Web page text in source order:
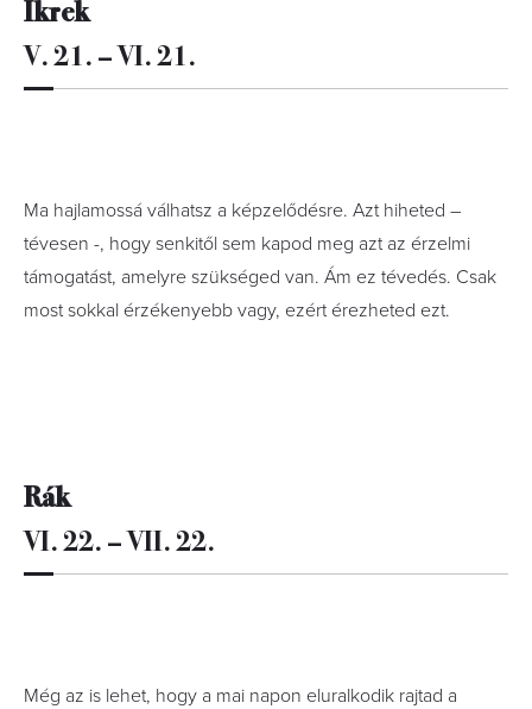
Ikrek
V. 21. – VI. 21.
Ma hajlamossá válhatsz a képzelődésre. Azt hiheted –
tévesen -, hogy senkitől sem kapod meg azt az érzelmi
támogatást, amelyre szükséged van. Ám ez tévedés. Csak
most sokkal érzékenyebb vagy, ezért érezheted ezt.
Rák
VI. 22. – VII. 22.
Még az is lehet, hogy a mai napon eluralkodik rajtad a